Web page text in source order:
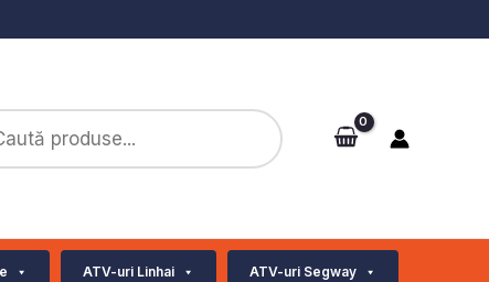
ATV-uri Linhai ATV-uri Segway